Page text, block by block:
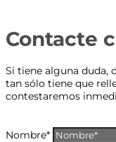
Contacte
Si tiene alguna duda,
tan sólo tiene que
contestaremos
Nombre*